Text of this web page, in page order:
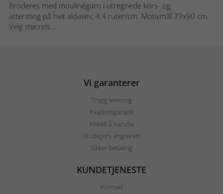
Broderes med moulinégarn i utregnede kors- og
attersting på hvit aidavev, 4,4 ruter/cm. Motivmål 39x90 cm.
Velg størrels...
Vi garanterer
Trygg levering
Kvalitetsgaranti
Enkelt å handle
30 dagers angrerett
Sikker betaling
KUNDETJENESTE
Kontakt